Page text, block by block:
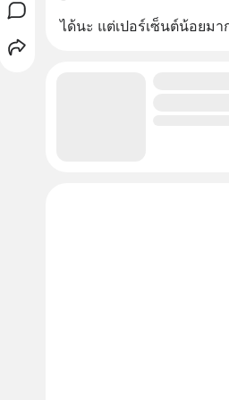
ได้นะ แต่เปอร์เซ็นต์น้อยมา